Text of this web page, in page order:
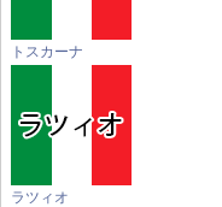
トスカーナ
ラツィオ